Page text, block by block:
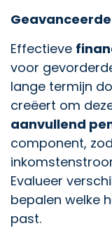
Effectieve
voor
lange termijn
creëert om
aanvullend
component,
Evalueer
bepalen welke
past.